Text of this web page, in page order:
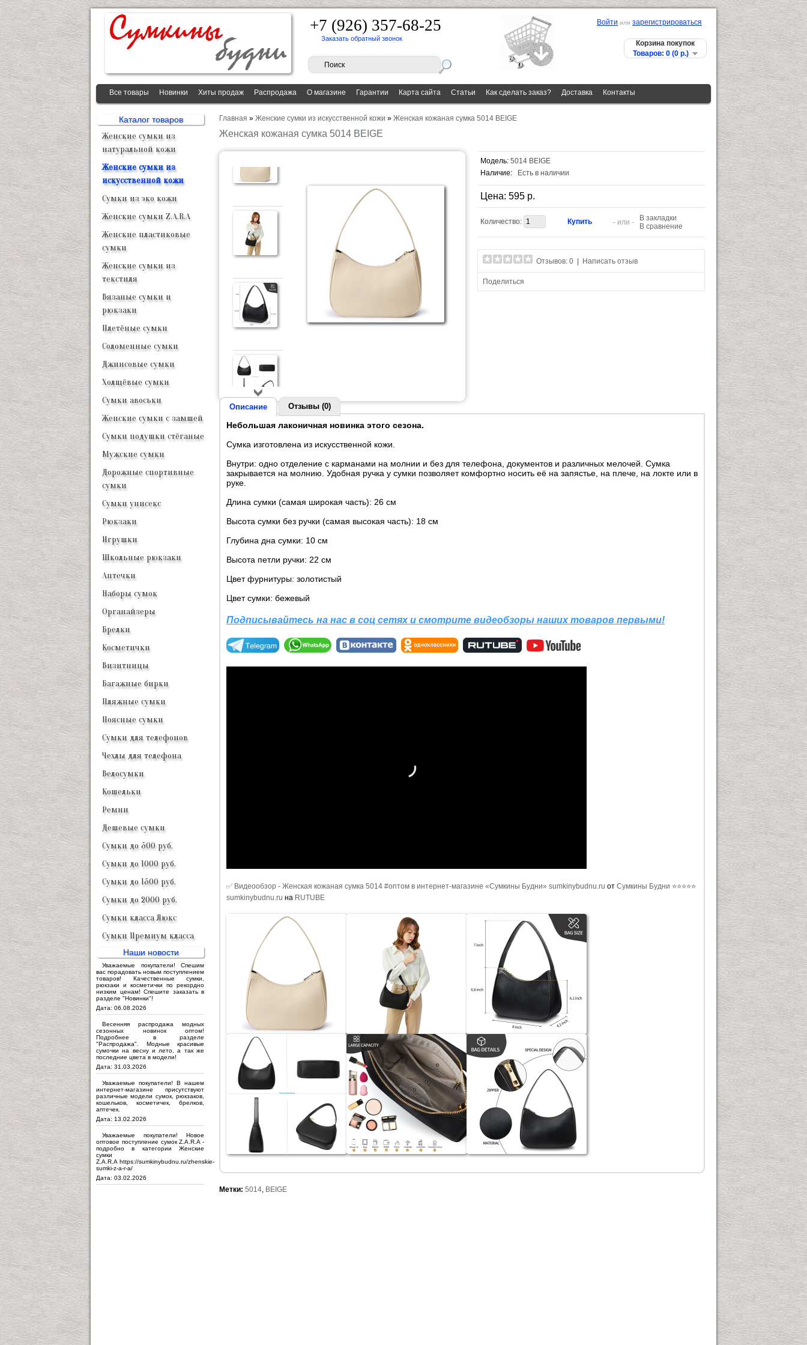
+7 (926) 357-68-25
Заказать обратный звонок
Корзина покупок
Товаров: 0 (0 p.)
Войти или зарегистрироваться
Все товары Новинки Хиты продаж Распродажа О магазине Гарантии Карта сайта Статьи Как сделать заказ? Доставка Контакты
Каталог товаров
Женские сумки из
натуральной кожи
Женские сумки из
искусственной кожи
Сумки из эко кожи
Женские сумки Z.A.R.A
Женские пластиковые
сумки
Женские сумки из
текстиля
Вязаные сумки и
рюкзаки
Плетёные сумки
Соломенные сумки
Джинсовые сумки
Холщёвые сумки
Сумки авоськи
Женские сумки с замшей
Сумки подушки стёганые
Мужские сумки
Дорожные спортивные
сумки
Сумки унисекс
Рюкзаки
Игрушки
Школьные рюкзаки
Аптечки
Наборы сумок
Органайзеры
Брелки
Косметички
Визитницы
Багажные бирки
Пляжные сумки
Поясные сумки
Сумки для телефонов
Чехлы для телефона
Велосумки
Кошельки
Ремни
Дешевые сумки
Сумки до 500 руб.
Сумки до 1000 руб.
Сумки до 1500 руб.
Сумки до 2000 руб.
Сумки класса Люкс
Сумки Премиум класса
Наши новости
Уважаемые покупатели! Спешим
вас порадовать новым поступлением
товаров! Качественные сумки,
рюкзаки и косметички по рекордно
низким ценам! Спешите заказать в
разделе "Новинки"!
Дата: 06.08.2026
Весенняя распродажа модных
сезонных новинок оптом!
Подробнее в разделе
"Распродажа". Модные красивые
сумочки на весну и лето, а так же
последние цвета в модели!
Дата: 31.03.2026
Уважаемые покупатели! В нашем
интернет-магазине присутствуют
различные модели сумок, рюкзаков,
кошельков, косметичек, брелков,
аптечек.
Дата: 13.02.2026
Уважаемые покупатели! Новое
оптовое поступление сумок Z.A.R.A -
подробно в категории Женские
сумки
Z.A.R.A https://sumkinybudnu.ru/zhenskie-
sumki-z-a-r-a/
Дата: 03.02.2026
Главная » Женские сумки из искусственной кожи » Женская кожаная сумка 5014 BEIGE
Женская кожаная сумка 5014 BEIGE
Модель: 5014 BEIGE
Наличие:
Есть в наличии
Цена: 595 p.
Количество: - или -
В закладки
В сравнение
Отзывов: 0 Написать отзыв
Поделиться
Описание Отзывы (0)
Небольшая лаконичная новинка этого сезона.
Сумка изготовлена из искусственной кожи.
Внутри: одно отделение с карманами на молнии и без для телефона, документов и различных мелочей. Сумка
закрывается на молнию. Удобная ручка у сумки позволяет комфортно носить её на запястье, на плече, на локте или в
руке.
Длина сумки (самая широкая часть): 26 см
Высота сумки без ручки (самая высокая часть): 18 см
Глубина дна сумки: 10 см
Высота петли ручки: 22 см
Цвет фурнитуры: золотистый
Цвет сумки: бежевый
Подписывайтесь на нас в соц сетях и смотрите видеобзоры наших товаров первыми!
✅ Видеообзор - Женская кожаная сумка 5014 #оптом в интернет-магазине «Сумкины Будни» sumkinybudnu.ru от Сумкины Будни ⭐⭐⭐⭐⭐
sumkinybudnu.ru на RUTUBE
Метки: 5014 BEIGE